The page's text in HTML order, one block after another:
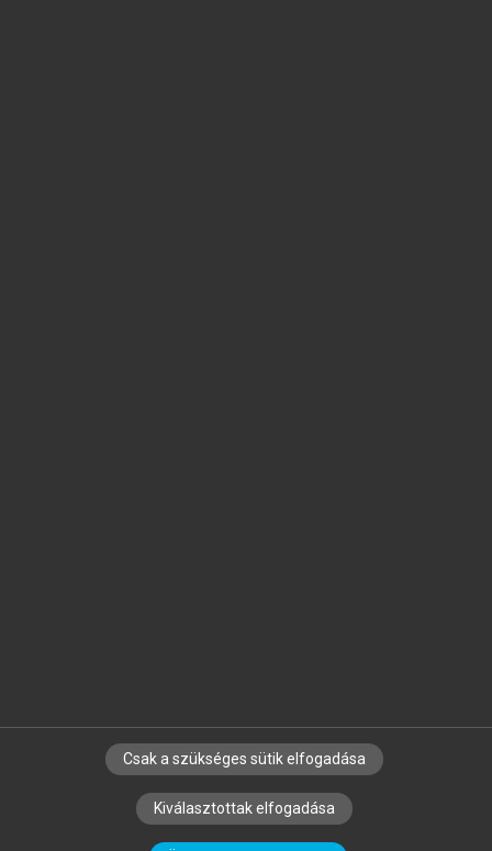
SZERZŐKNEK CÉGEKNEK KÖNYVTÁROSOKNAK
SZERKESZTÉSI ÉS LEKTORÁLÁSI ALAPELVEK
Csak a szükséges sütik elfogadása
Kiválasztottak elfogadása